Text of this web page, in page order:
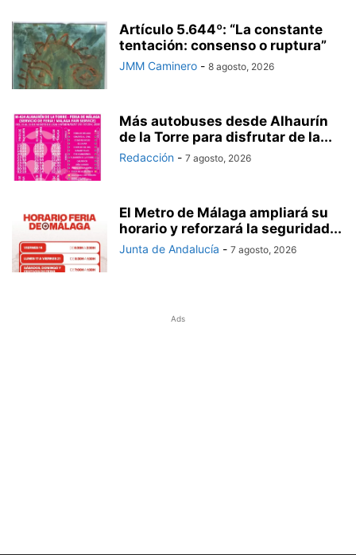
Artículo 5.644º: “La constante
tentación: consenso o ruptura”
JMM Caminero - 8 agosto, 2026
Más autobuses desde Alhaurín
de la Torre para disfrutar de la...
Redacción - 7 agosto, 2026
El Metro de Málaga ampliará su
horario y reforzará la seguridad...
Junta de Andalucía - 7 agosto, 2026
Ads